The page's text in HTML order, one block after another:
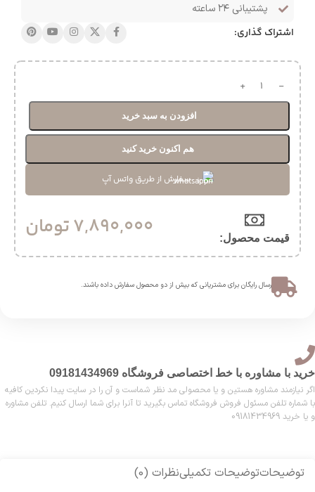
پشتیبانی ۲۴ ساعته
اشتراک گذاری:
افزودن به سبد خرید
هم اکنون خرید کنید
سفارش از طریق واتس آپ
قیمت محصول:​ 7,890,000تومان
ارسال رایگان برای مشتریانی که بیش از دو محصول سفارش داده باشند.​
خرید با مشاوره با خط اختصاصی فروشگاه 09181434969
اگر نیازمند مشاوره هستین و یا محصولی مد نظر شماست و آن را در سایت پیدا نکردین کافیه
با شماره تلفن مسئول فروش فروشگاه تماس بگیرید تا آنرا برای شما ارسال کنیم. تلفن مشاوره
و یا خرید 09181434969
توضیحاتتوضیحات تکمیلینظرات (0)